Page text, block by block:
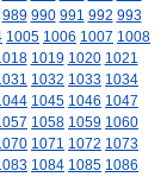
989 990 991 992 993
1005 1006 1007 1008
1019 1020 1021
1032 1033 1034
1045 1046 1047
1058 1059 1060
1071 1072 1073
1084 1085 1086